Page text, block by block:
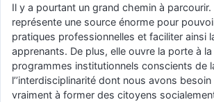
Il y a pourtant un grand chemin à
représente une source énorme pour
pratiques professionnelles et faciliter ainsi
apprenants. De plus, elle ouvre la porte à
programmes institutionnels conscients de
l’’interdisciplinarité dont nous avons
vraiment à former des citoyens